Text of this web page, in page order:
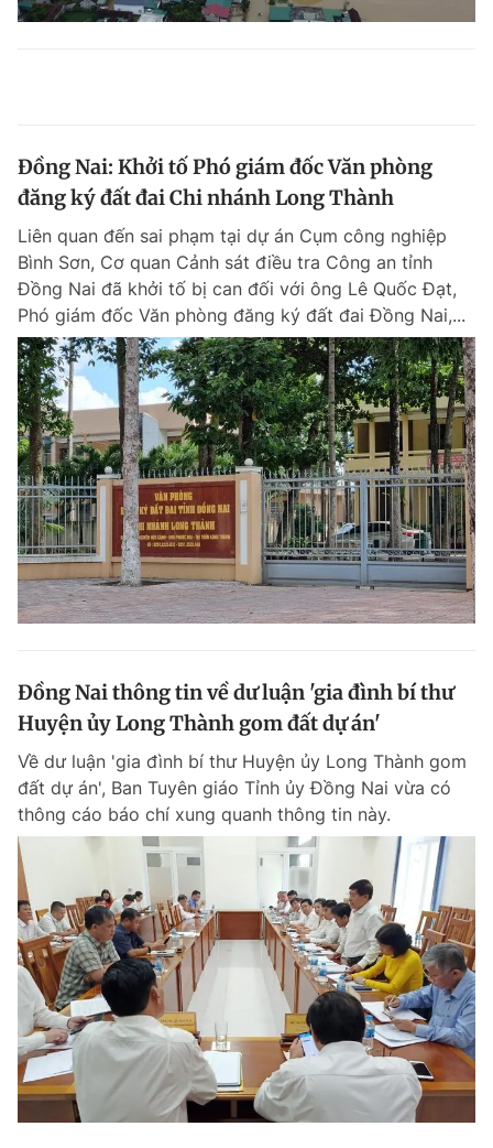
Đồng Nai: Khởi tố Phó giám đốc Văn phòng
đăng ký đất đai Chi nhánh Long Thành
Liên quan đến sai phạm tại dự án Cụm công nghiệp
Bình Sơn, Cơ quan Cảnh sát điều tra Công an tỉnh
Đồng Nai đã khởi tố bị can đối với ông Lê Quốc Đạt,
Phó giám đốc Văn phòng đăng ký đất đai Đồng Nai,...
Đồng Nai thông tin về dư luận 'gia đình bí thư
Huyện ủy Long Thành gom đất dự án'
Về dư luận 'gia đình bí thư Huyện ủy Long Thành gom
đất dự án', Ban Tuyên giáo Tỉnh ủy Đồng Nai vừa có
thông cáo báo chí xung quanh thông tin này.